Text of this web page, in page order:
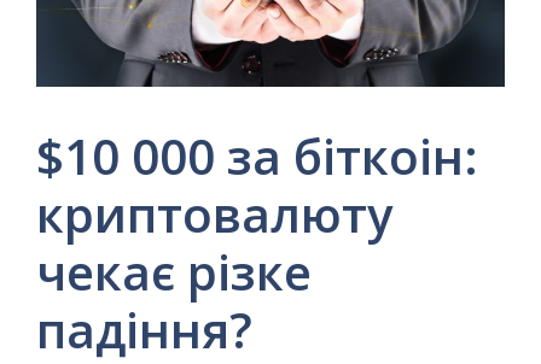
$10 000 за біткоін:
криптовалюту
чекає різке
падіння?